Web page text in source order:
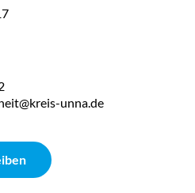
unna.de